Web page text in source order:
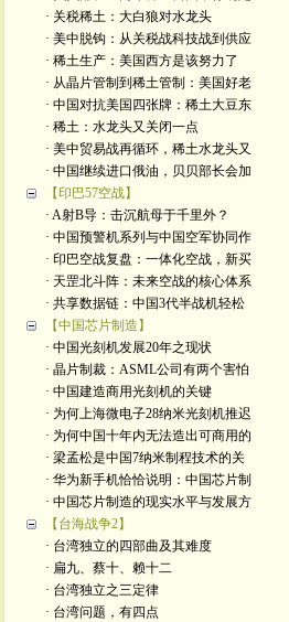
· 关税稀土：大白狼对水龙头
· 美中脱钩：从关税战科技战到供应
· 稀土生产：美国西方是该努力了
· 从晶片管制到稀土管制：美国好老
· 中国对抗美国四张牌：稀土大豆东
· 稀土：水龙头又关闭一点
· 美中贸易战再循环，稀土水龙头又
· 中国继续进口俄油，贝贝部长会加
【印巴57空战】
· A射B导：击沉航母于千里外？
· 中国预警机系列与中国空军协同作
· 印巴空战复盘：一体化空战，新买
· 天罡北斗阵：未来空战的核心体系
· 共享数据链：中国3代半战机轻松
【中国芯片制造】
· 中国光刻机发展20年之现状
· 晶片制裁：ASML公司有两个害怕
· 中国建造商用光刻机的关键
· 为何上海微电子28纳米光刻机推迟
· 为何中国十年内无法造出可商用的
· 梁孟松是中国7纳米制程技术的关
· 华为新手机恰恰说明：中国芯片制
· 中国芯片制造的现实水平与发展方
【台海战争2】
· 台湾独立的四部曲及其难度
· 扁九、蔡十、赖十二
· 台湾独立之三定律
· 台湾问题，有四点